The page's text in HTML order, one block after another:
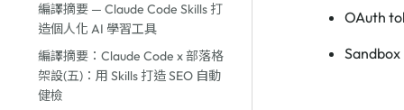
編譯摘要 — Claude Code Skills 打
造個人化 AI 學習工具
編譯摘要：Claude Code x 部落格
架設(五)：用 Skills 打造 SEO 自動
健檢
OAuth